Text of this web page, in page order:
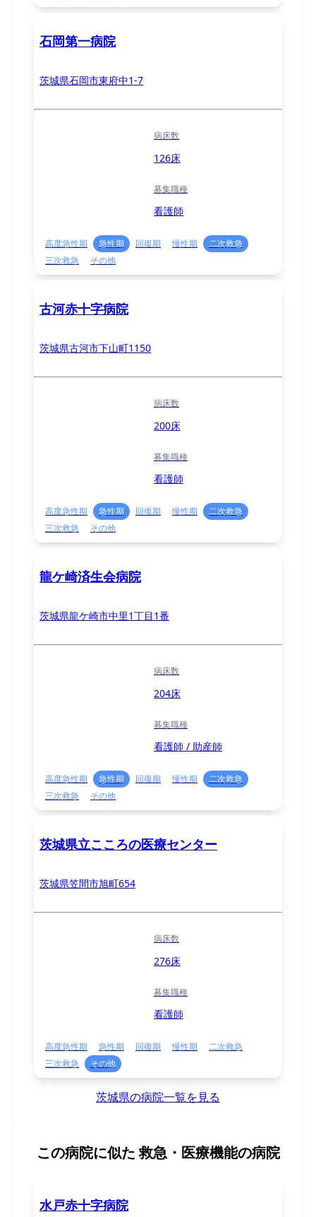
石岡第一病院
茨城県石岡市東府中1-7
病床数
126床
募集職種
看護師
高度急性期 急性期 回復期 慢性期
二次救急
三次救急
その他
古河赤十字病院
茨城県古河市下山町1150
病床数
200床
募集職種
看護師
高度急性期 急性期 回復期 慢性期
二次救急
三次救急
その他
龍ケ崎済生会病院
茨城県龍ケ崎市中里1丁目1番
病床数
204床
募集職種
看護師 / 助産師
高度急性期 急性期 回復期 慢性期
二次救急
三次救急
その他
茨城県立こころの医療センター
茨城県笠間市旭町654
病床数
276床
募集職種
看護師
高度急性期 急性期 回復期 慢性期
二次救急
三次救急
その他
茨城県の病院一覧を見る
この病院に似た 救急・医療機能の病院
水戸赤十字病院